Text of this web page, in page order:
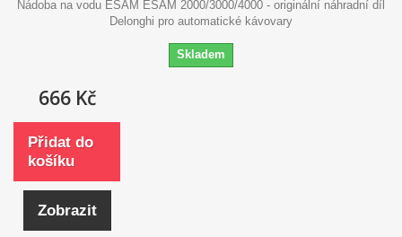
Nádoba na vodu ESAM ESAM 2000/3000/4000 - originální náhradní díl
Delonghi pro automatické kávovary
Skladem
666 Kč
Přidat do
košíku
Zobrazit